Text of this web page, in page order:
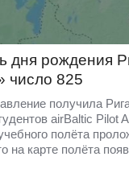
дня рождения
число 825
получила
airBaltic Pilot
полёта
на карте полёта